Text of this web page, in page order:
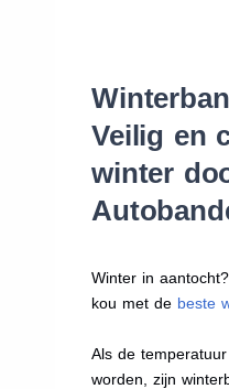
Veilig en
winter
Winter in
kou met de beste
Als de
worden, zijn